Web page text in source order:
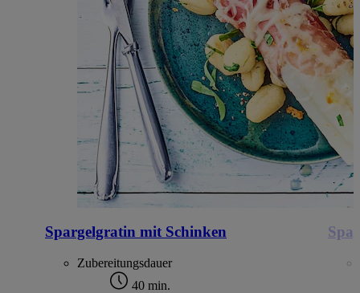
Spargelgratin mit Schinken
Zubereitungsdauer
40 min.